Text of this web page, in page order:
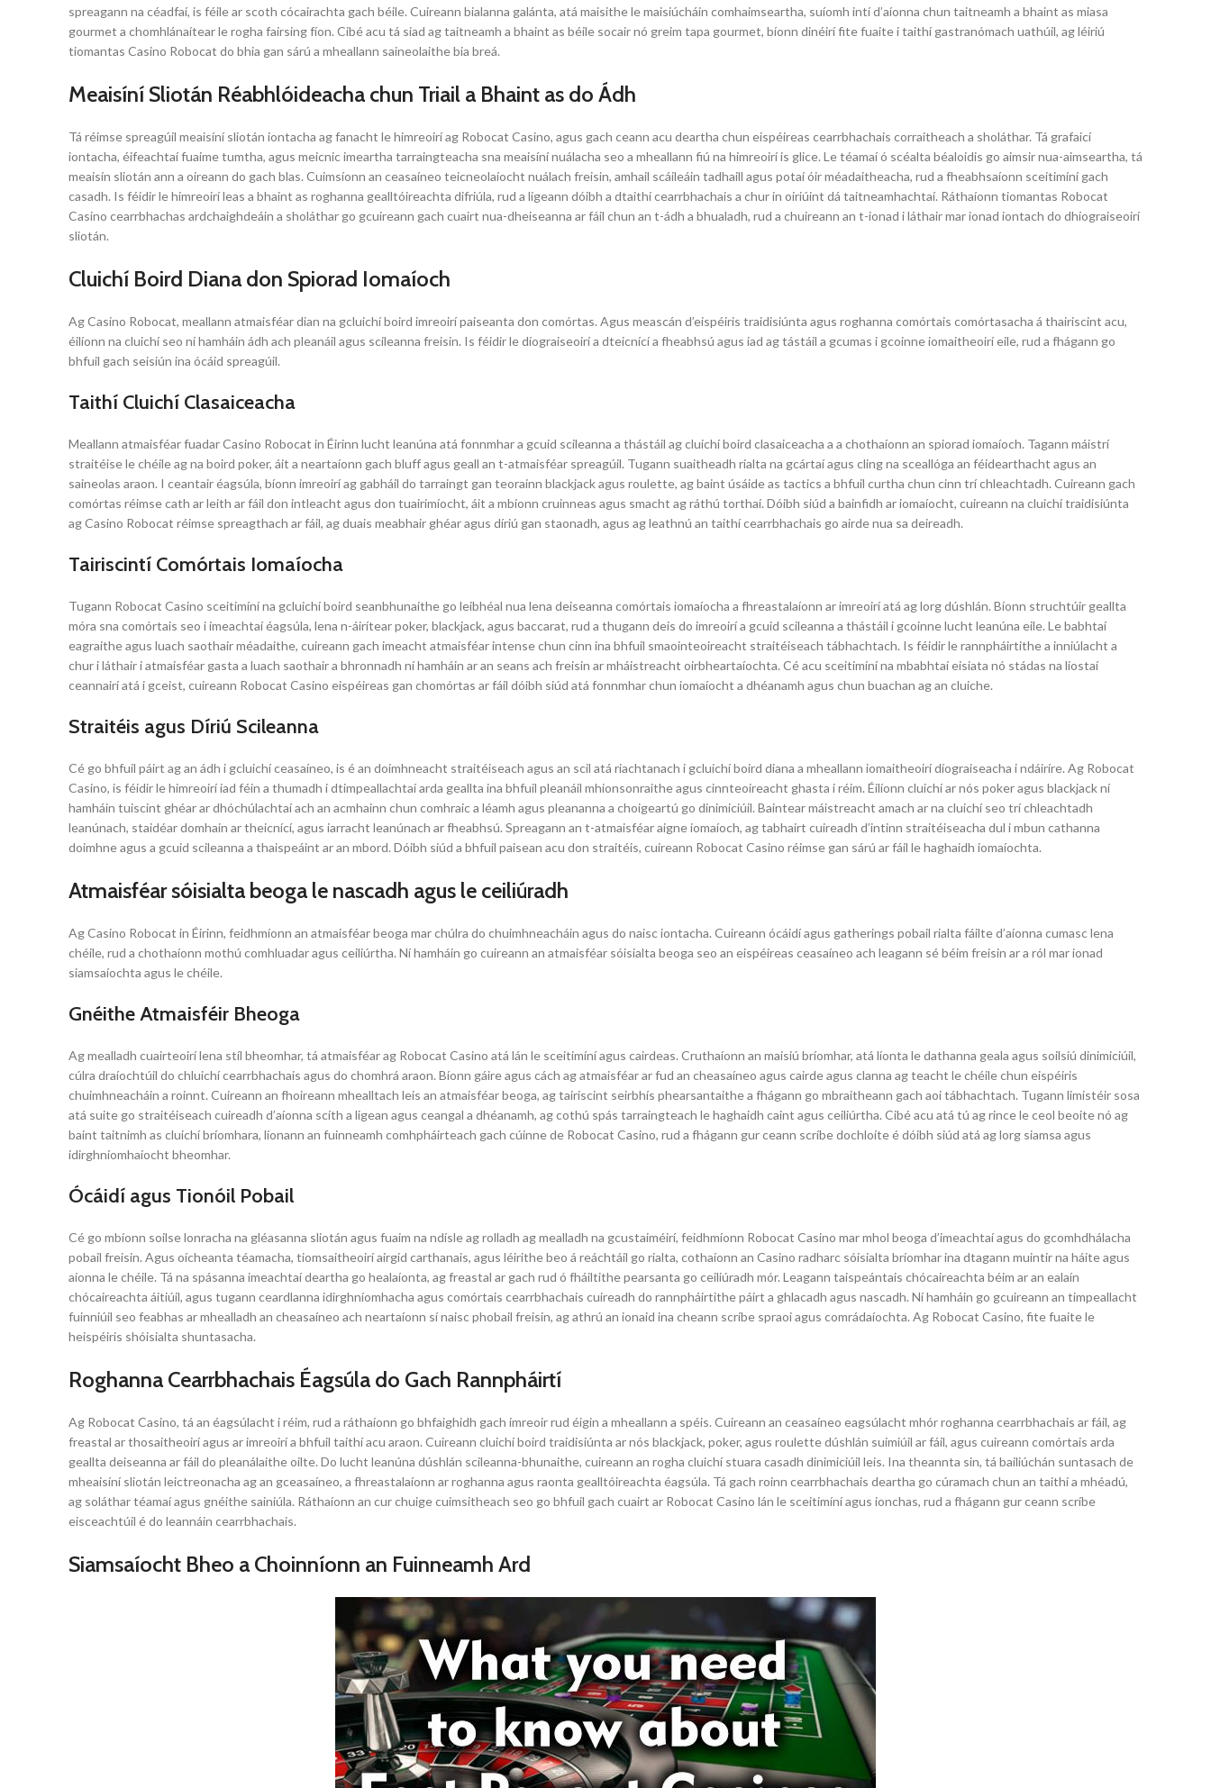
spreagann na céadfaí, is féile ar scoth cócairachta gach béile. Cuireann bialanna galánta, atá maisithe le maisiúcháin comhaimseartha, suíomh intí d’aíonna chun taitneamh a bhaint as miasa
gourmet a chomhlánaítear le rogha fairsing fíon. Cibé acu tá siad ag taitneamh a bhaint as béile socair nó greim tapa gourmet, bíonn dinéirí fite fuaite i taithí gastranómach uathúil, ag léiriú
tiomantas Casino Robocat do bhia gan sárú a mheallann saineolaithe bia breá.
Meaisíní Sliotán Réabhlóideacha chun Triail a Bhaint as do Ádh
Tá réimse spreagúil meaisíní sliotán iontacha ag fanacht le himreoirí ag Robocat Casino, agus gach ceann acu deartha chun eispéireas cearrbhachais corraitheach a sholáthar. Tá grafaicí
iontacha, éifeachtaí fuaime tumtha, agus meicnic imeartha tarraingteacha sna meaisíní nuálacha seo a mheallann fiú na himreoirí is glice. Le téamaí ó scéalta béaloidis go aimsir nua-aimseartha, tá
meaisín sliotán ann a oireann do gach blas. Cuimsíonn an ceasaíneo teicneolaíocht nuálach freisin, amhail scáileáin tadhaill agus potaí óir méadaitheacha, rud a fheabhsaíonn sceitimíní gach
casadh. Is féidir le himreoirí leas a bhaint as roghanna gealltóireachta difriúla, rud a ligeann dóibh a dtaithí cearrbhachais a chur in oiriúint dá taitneamhachtaí. Ráthaíonn tiomantas Robocat
Casino cearrbhachas ardchaighdeáin a sholáthar go gcuireann gach cuairt nua-dheiseanna ar fáil chun an t-ádh a bhualadh, rud a chuireann an t-ionad i láthair mar ionad iontach do dhíograiseoirí
sliotán.
Cluichí Boird Diana don Spiorad Iomaíoch
Ag Casino Robocat, meallann atmaisféar dian na gcluichí boird imreoirí paiseanta don comórtas. Agus meascán d’eispéiris traidisiúnta agus roghanna comórtais comórtasacha á thairiscint acu,
éilíonn na cluichí seo ní hamháin ádh ach pleanáil agus scileanna freisin. Is féidir le díograiseoirí a dteicnící a fheabhsú agus iad ag tástáil a gcumas i gcoinne iomaitheoirí eile, rud a fhágann go
bhfuil gach seisiún ina ócáid spreagúil.
Taithí Cluichí Clasaiceacha
Meallann atmaisféar fuadar Casino Robocat in Éirinn lucht leanúna atá fonnmhar a gcuid scileanna a thástáil ag cluichí boird clasaiceacha a a chothaíonn an spiorad iomaíoch. Tagann máistrí
straitéise le chéile ag na boird poker, áit a neartaíonn gach bluff agus geall an t-atmaisféar spreagúil. Tugann suaitheadh rialta na gcártaí agus cling na sceallóga an féidearthacht agus an
saineolas araon. I ceantair éagsúla, bíonn imreoirí ag gabháil do tarraingt gan teorainn blackjack agus roulette, ag baint úsáide as tactics a bhfuil curtha chun cinn trí chleachtadh. Cuireann gach
comórtas réimse cath ar leith ar fáil don intleacht agus don tuairimíocht, áit a mbíonn cruinneas agus smacht ag ráthú torthaí. Dóibh siúd a bainfidh ar iomaíocht, cuireann na cluichí traidisiúnta
ag Casino Robocat réimse spreagthach ar fáil, ag duais meabhair ghéar agus díriú gan staonadh, agus ag leathnú an taithí cearrbhachais go airde nua sa deireadh.
Tairiscintí Comórtais Iomaíocha
Tugann Robocat Casino sceitimíní na gcluichí boird seanbhunaithe go leibhéal nua lena deiseanna comórtais iomaíocha a fhreastalaíonn ar imreoirí atá ag lorg dúshlán. Bíonn struchtúir geallta
móra sna comórtais seo i imeachtaí éagsúla, lena n-áirítear poker, blackjack, agus baccarat, rud a thugann deis do imreoirí a gcuid scileanna a thástáil i gcoinne lucht leanúna eile. Le babhtaí
eagraithe agus luach saothair méadaithe, cuireann gach imeacht atmaisféar intense chun cinn ina bhfuil smaointeoireacht straitéiseach tábhachtach. Is féidir le rannpháirtithe a inniúlacht a
chur i láthair i atmaisféar gasta a luach saothair a bhronnadh ní hamháin ar an seans ach freisin ar mháistreacht oirbheartaíochta. Cé acu sceitimíní na mbabhtaí eisiata nó stádas na líostaí
ceannairí atá i gceist, cuireann Robocat Casino eispéireas gan chomórtas ar fáil dóibh siúd atá fonnmhar chun iomaíocht a dhéanamh agus chun buachan ag an cluiche.
Straitéis agus Díriú Scileanna
Cé go bhfuil páirt ag an ádh i gcluichí ceasaíneo, is é an doimhneacht straitéiseach agus an scil atá riachtanach i gcluichí boird diana a mheallann iomaitheoirí díograiseacha i ndáiríre. Ag Robocat
Casino, is féidir le himreoirí iad féin a thumadh i dtimpeallachtaí arda geallta ina bhfuil pleanáil mhionsonraithe agus cinnteoireacht ghasta i réim. Éilíonn cluichí ar nós poker agus blackjack ní
hamháin tuiscint ghéar ar dhóchúlachtaí ach an acmhainn chun comhraic a léamh agus pleananna a choigeartú go dinimiciúil. Baintear máistreacht amach ar na cluichí seo trí chleachtadh
leanúnach, staidéar domhain ar theicnící, agus iarracht leanúnach ar fheabhsú. Spreagann an t-atmaisféar aigne iomaíoch, ag tabhairt cuireadh d’intinn straitéiseacha dul i mbun cathanna
doimhne agus a gcuid scileanna a thaispeáint ar an mbord. Dóibh siúd a bhfuil paisean acu don straitéis, cuireann Robocat Casino réimse gan sárú ar fáil le haghaidh iomaíochta.
Atmaisféar sóisialta beoga le nascadh agus le ceiliúradh
Ag Casino Robocat in Éirinn, feidhmíonn an atmaisféar beoga mar chúlra do chuimhneacháin agus do naisc iontacha. Cuireann ócáidí agus gatherings pobail rialta fáilte d’aíonna cumasc lena
chéile, rud a chothaíonn mothú comhluadar agus ceiliúrtha. Ní hamháin go cuireann an atmaisféar sóisialta beoga seo an eispéireas ceasaíneo ach leagann sé béim freisin ar a ról mar ionad
siamsaíochta agus le chéile.
Gnéithe Atmaisféir Bheoga
Ag mealladh cuairteoirí lena stíl bheomhar, tá atmaisféar ag Robocat Casino atá lán le sceitimíní agus cairdeas. Cruthaíonn an maisiú bríomhar, atá líonta le dathanna geala agus soilsiú dinimiciúil,
cúlra draíochtúil do chluichí cearrbhachais agus do chomhrá araon. Bíonn gáire agus cách ag atmaisféar ar fud an cheasaíneo agus cairde agus clanna ag teacht le chéile chun eispéiris
chuimhneacháin a roinnt. Cuireann an fhoireann mhealltach leis an atmaisféar beoga, ag tairiscint seirbhís phearsantaithe a fhágann go mbraitheann gach aoi tábhachtach. Tugann limistéir sosa
atá suite go straitéiseach cuireadh d’aíonna scíth a ligean agus ceangal a dhéanamh, ag cothú spás tarraingteach le haghaidh caint agus ceiliúrtha. Cibé acu atá tú ag rince le ceol beoite nó ag
baint taitnimh as cluichí bríomhara, líonann an fuinneamh comhpháirteach gach cúinne de Robocat Casino, rud a fhágann gur ceann scríbe dochloíte é dóibh siúd atá ag lorg siamsa agus
idirghníomhaíocht bheomhar.
Ócáidí agus Tionóil Pobail
Cé go mbíonn soilse lonracha na gléasanna sliotán agus fuaim na ndísle ag rolladh ag mealladh na gcustaiméirí, feidhmíonn Robocat Casino mar mhol beoga d’imeachtaí agus do gcomhdhálacha
pobail freisin. Agus oícheanta téamacha, tiomsaitheoirí airgid carthanais, agus léirithe beo á reáchtáil go rialta, cothaíonn an Casino radharc sóisialta bríomhar ina dtagann muintir na háite agus
aíonna le chéile. Tá na spásanna imeachtaí deartha go healaíonta, ag freastal ar gach rud ó fháiltithe pearsanta go ceiliúradh mór. Leagann taispeántais chócaireachta béim ar an ealaín
chócaireachta áitiúil, agus tugann ceardlanna idirghníomhacha agus comórtais cearrbhachais cuireadh do rannpháirtithe páirt a ghlacadh agus nascadh. Ní hamháin go gcuireann an timpeallacht
fuinniúil seo feabhas ar mhealladh an cheasaíneo ach neartaíonn sí naisc phobail freisin, ag athrú an ionaid ina cheann scríbe spraoi agus comrádaíochta. Ag Robocat Casino, fite fuaite le
heispéiris shóisialta shuntasacha.
Roghanna Cearrbhachais Éagsúla do Gach Rannpháirtí
Ag Robocat Casino, tá an éagsúlacht i réim, rud a ráthaíonn go bhfaighidh gach imreoir rud éigin a mheallann a spéis. Cuireann an ceasaíneo eagsúlacht mhór roghanna cearrbhachais ar fáil, ag
freastal ar thosaitheoirí agus ar imreoirí a bhfuil taithí acu araon. Cuireann cluichí boird traidisiúnta ar nós blackjack, poker, agus roulette dúshlán suimiúil ar fáil, agus cuireann comórtais arda
geallta deiseanna ar fáil do pleanálaithe oilte. Do lucht leanúna dúshlán scileanna-bhunaithe, cuireann an rogha cluichí stuara casadh dinimiciúil leis. Ina theannta sin, tá bailiúchán suntasach de
mheaisíní sliotán leictreonacha ag an gceasaíneo, a fhreastalaíonn ar roghanna agus raonta gealltóireachta éagsúla. Tá gach roinn cearrbhachais deartha go cúramach chun an taithí a mhéadú,
ag soláthar téamaí agus gnéithe sainiúla. Ráthaíonn an cur chuige cuimsitheach seo go bhfuil gach cuairt ar Robocat Casino lán le sceitimíní agus ionchas, rud a fhágann gur ceann scríbe
eisceachtúil é do leannáin cearrbhachais.
Siamsaíocht Bheo a Choinníonn an Fuinneamh Ard